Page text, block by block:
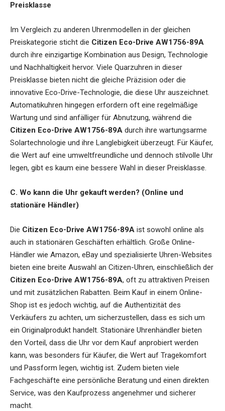
Preisklasse
Im Vergleich zu anderen Uhrenmodellen in der gleichen
Preiskategorie sticht die Citizen Eco-Drive AW1756-89A
durch ihre einzigartige Kombination aus Design, Technologie
und Nachhaltigkeit hervor. Viele Quarzuhren in dieser
Preisklasse bieten nicht die gleiche Präzision oder die
innovative Eco-Drive-Technologie, die diese Uhr auszeichnet.
Automatikuhren hingegen erfordern oft eine regelmäßige
Wartung und sind anfälliger für Abnutzung, während die
Citizen Eco-Drive AW1756-89A durch ihre wartungsarme
Solartechnologie und ihre Langlebigkeit überzeugt. Für Käufer,
die Wert auf eine umweltfreundliche und dennoch stilvolle Uhr
legen, gibt es kaum eine bessere Wahl in dieser Preisklasse.
C. Wo kann die Uhr gekauft werden? (Online und
stationäre Händler)
Die Citizen Eco-Drive AW1756-89A ist sowohl online als
auch in stationären Geschäften erhältlich. Große Online-
Händler wie Amazon, eBay und spezialisierte Uhren-Websites
bieten eine breite Auswahl an Citizen-Uhren, einschließlich der
Citizen Eco-Drive AW1756-89A, oft zu attraktiven Preisen
und mit zusätzlichen Rabatten. Beim Kauf in einem Online-
Shop ist es jedoch wichtig, auf die Authentizität des
Verkäufers zu achten, um sicherzustellen, dass es sich um
ein Originalprodukt handelt. Stationäre Uhrenhändler bieten
den Vorteil, dass die Uhr vor dem Kauf anprobiert werden
kann, was besonders für Käufer, die Wert auf Tragekomfort
und Passform legen, wichtig ist. Zudem bieten viele
Fachgeschäfte eine persönliche Beratung und einen direkten
Service, was den Kaufprozess angenehmer und sicherer
macht.